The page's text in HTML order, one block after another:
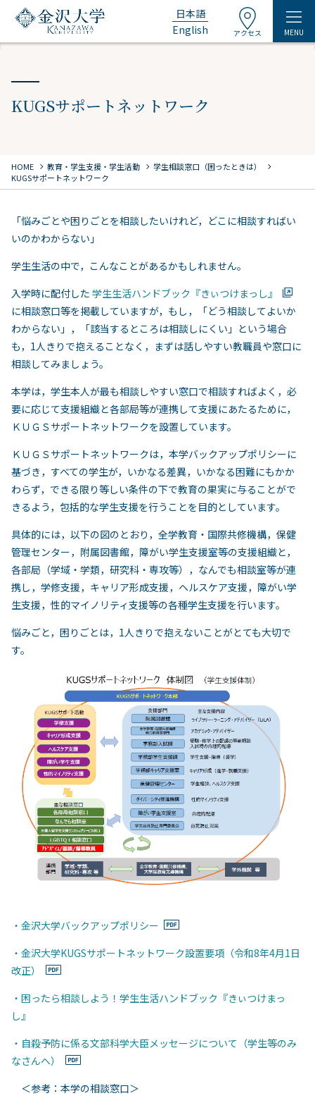
日本語
English
アクセス MENU
KUGSサポートネットワーク
HOME chevron_right 教育・学生支援・学生活動 chevron_right 学生相談窓口（困ったときは） chevron_right
KUGSサポートネットワーク
「悩みごとや困りごとを相談したいけれど，どこに相談すればい
いのかわからない」
学生生活の中で，こんなことがあるかもしれません。
入学時に配付した 学生生活ハンドブック『きぃつけまっし』
に相談窓口等を掲載していますが，もし，「どう相談してよいか
わからない」，「該当するところは相談しにくい」という場合
も，1人きりで抱えることなく，まずは話しやすい教職員や窓口に
相談してみましょう。
本学は，学生本人が最も相談しやすい窓口で相談すればよく，必
要に応じて支援組織と各部局等が連携して支援にあたるために，
ＫＵＧＳサポートネットワークを設置しています。
ＫＵＧＳサポートネットワークは，本学バックアップポリシーに
基づき，すべての学生が，いかなる差異，いかなる困難にもかか
わらず，できる限り等しい条件の下で教育の果実に与ることがで
きるよう，包括的な学生支援を行うことを目的としています。
具体的には，以下の図のとおり，全学教育・国際共修機構，保健
管理センター，附属図書館，障がい学生支援室等の支援組織と，
各部局（学域・学類，研究科・専攻等），なんでも相談室等が連
携し，学修支援，キャリア形成支援，ヘルスケア支援，障がい学
生支援，性的マイノリティ支援等の各種学生支援を行います。
悩みごと，困りごとは，1人きりで抱えないことがとても大切で
す。
・金沢大学バックアップポリシー
・金沢大学KUGSサポートネットワーク設置要項（令和8年4月1日
改正）
・困ったら相談しよう！学生生活ハンドブック『きぃつけまっ
し』
・自殺予防に係る文部科学大臣メッセージについて（学生等のみ
なさんへ）
＜参考：本学の相談窓口＞